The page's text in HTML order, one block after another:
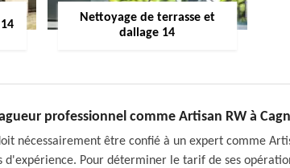
Nettoyage de terrasse et
dallage 14
professionnel comme Artisan RW à
nécessairement être confié à un expert comme
d'expérience. Pour déterminer le tarif de ses